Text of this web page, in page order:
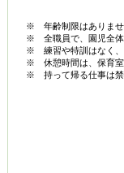
※ 年齢制限はありません
※ 全職員で、園児全体を
※ 練習や特訓はなく、発
※ 休憩時間は、保育室か
※ 持って帰る仕事は禁